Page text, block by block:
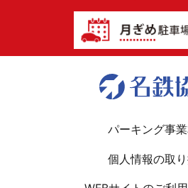
パーキング事
個人情報の取